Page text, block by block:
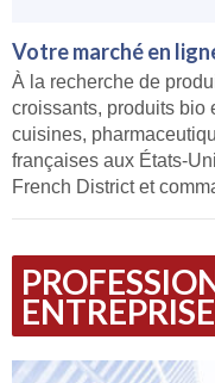
Votre marché en
À la recherche de
croissants, produits bio
cuisines,
françaises aux États-
French District et